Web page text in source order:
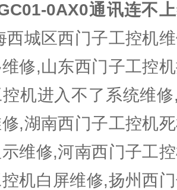
0AX0通讯连不
西城区西门子工控机
修,山东西门子工控
机进入不了系统维
,湖南西门子工控机
维修,河南西门子工
机白屏维修,扬州西